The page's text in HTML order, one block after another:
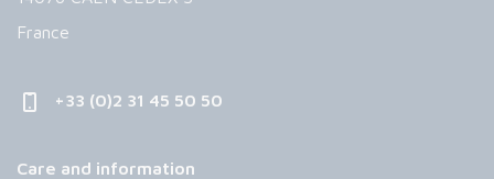
France
+33 (0)2 31 45 50 50
Care and information